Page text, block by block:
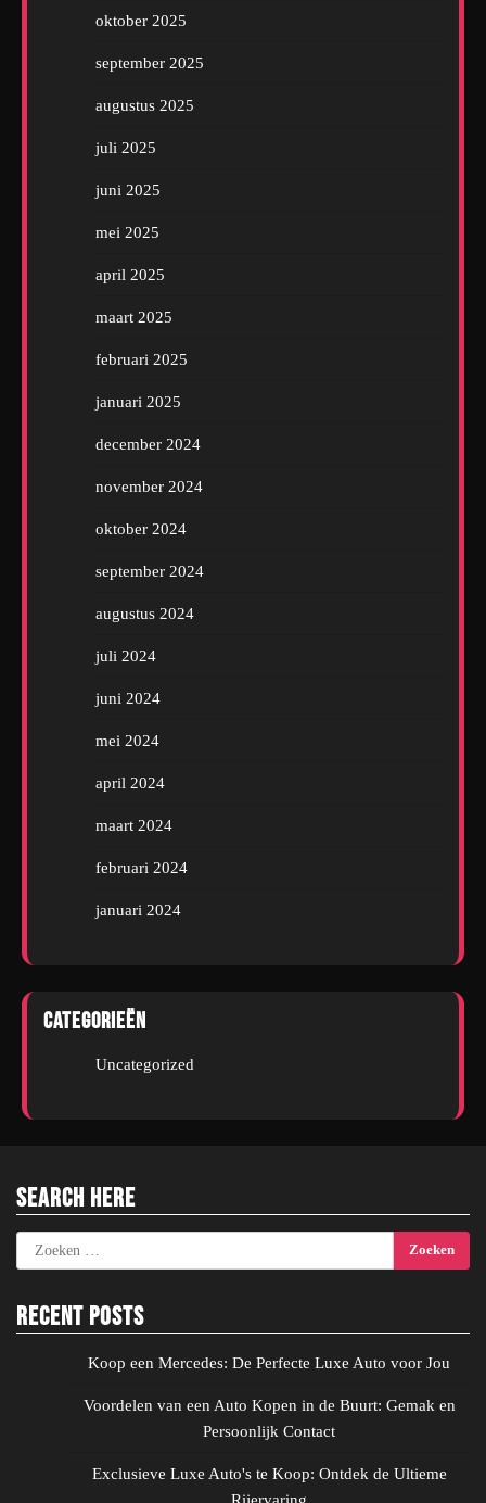
oktober 2025
september 2025
augustus 2025
juli 2025
juni 2025
mei 2025
april 2025
maart 2025
februari 2025
januari 2025
december 2024
november 2024
oktober 2024
september 2024
augustus 2024
juli 2024
juni 2024
mei 2024
april 2024
maart 2024
februari 2024
januari 2024
Categorieën
Uncategorized
Search Here
Zoeken
naar:
Recent Posts
Koop een Mercedes: De Perfecte Luxe Auto voor Jou
Voordelen van een Auto Kopen in de Buurt: Gemak en
Persoonlijk Contact
Exclusieve Luxe Auto's te Koop: Ontdek de Ultieme
Rijervaring